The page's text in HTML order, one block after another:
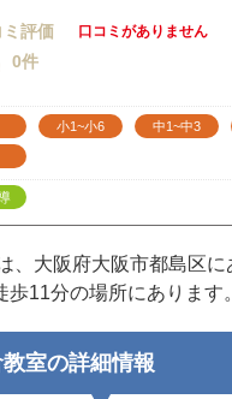
ミ評価 口コミがありません
0件
小1~小6 中1~中3
、大阪府大阪市都島区に
11分の場所にあります。
室の詳細情報